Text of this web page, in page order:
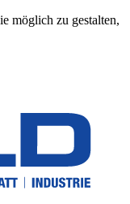
möglich zu gestalten,